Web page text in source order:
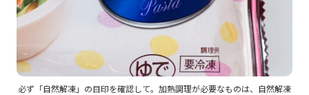
必ず「自然解凍」の目印を確認して。加熱調理が必要なものは、自然解凍